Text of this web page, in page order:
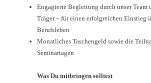
Engagierte Begleitung durch unser Team
Träger – für einen erfolgreichen Einstieg
Berufsleben
Monatliches Taschengeld sowie die
Seminartagen
Was Du mitbringen solltest